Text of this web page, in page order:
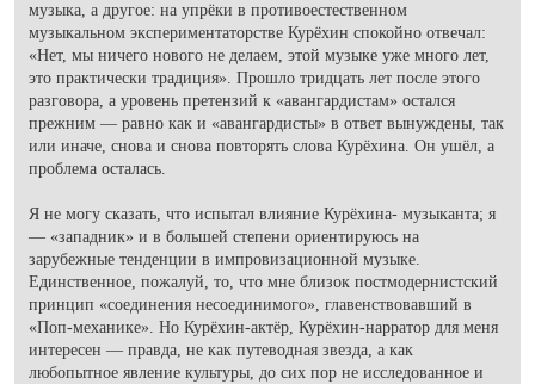
музыка, а другое: на упрёки в противоестественном
музыкальном экспериментаторстве Курёхин спокойно отвечал:
«Нет, мы ничего нового не делаем, этой музыке уже много лет,
это практически традиция». Прошло тридцать лет после этого
разговора, а уровень претензий к «авангардистам» остался
прежним — равно как и «авангардисты» в ответ вынуждены, так
или иначе, снова и снова повторять слова Курёхина. Он ушёл, а
проблема осталась.
Я не могу сказать, что испытал влияние Курёхина- музыканта; я
— «западник» и в большей степени ориентируюсь на
зарубежные тенденции в импровизационной музыке.
Единственное, пожалуй, то, что мне близок постмодернистский
принцип «соединения несоединимого», главенствовавший в
«Поп-механике». Но Курёхин-актёр, Курёхин-нарратор для меня
интересен — правда, не как путеводная звезда, а как
любопытное явление культуры, до сих пор не исследованное и